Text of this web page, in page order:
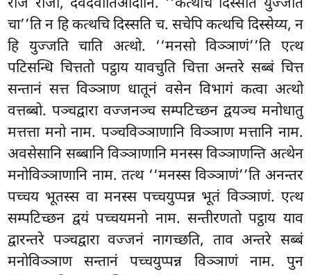
राज राजा, देवदेवोतिआदीनि. ‘‘कत्थचि दिस्सति युज्जति
चा’’ति न हि कत्थचि दिस्सति च. सचेपि कत्थचि दिस्सेय्य, न
हि युज्जति चाति अत्थो. ‘‘मनसो विञ्ञाणं’’ति एत्थ
पटिसन्धि चित्ततो पट्ठाय यावचुति चित्ता अन्तरे सब्बं चित्त
सन्तानं सत्त विञ्ञाण धातूनं वसेन विभागं कत्वा अत्थो
वत्तब्बो. पञ्चद्वारा वज्जनञ्च सम्पटिच्छन द्वयञ्च मनोधातु
मत्तत्ता मनो नाम. पञ्चविञ्ञाणानि विञ्ञाण मत्तानि नाम.
अवसेसानि सब्बानि विञ्ञाणानि मनस्स विञ्ञाणन्तिअत्थेन
मनोविञ्ञाणानि नाम. तत्थ ‘‘मनस्स विञ्ञाणं’’ति अनन्तर
पच्चय भूतस्स वा मनस्स पच्चयुप्पन्न भूतं विञ्ञाणं. एत्थ
सम्पटिच्छन द्वयं पच्चयमनो नाम. सन्तीरणतो पट्ठाय याव
द्वारन्तरे पञ्चद्वारा वज्जनं नागच्छति, ताव अन्तरे सब्बं
मनोविञ्ञाण सन्तानं पच्चयुप्पन्न विञ्ञाणं नाम. पुन